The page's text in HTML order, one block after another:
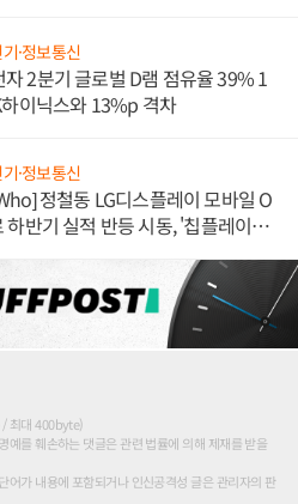
·정보통신
자 2분기 글로벌 D램 점유율 39% 1
이닉스와 13%p 격차
·정보통신
정철동 LG디스플레이 모바일 O
하반기 실적 반등 시동, '칩플레이
/ 최대 400byte)
예를 훼손하는 댓글은 관련 법률에 의해 제재를 받을
어가 내용에 포함되거나 인신공격성 글은 관리자의 판